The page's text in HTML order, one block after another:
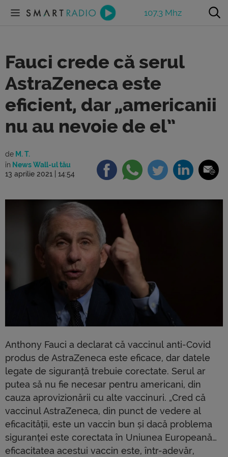
107.3 Mhz
Fauci crede că serul
AstraZeneca este
eficient, dar „americanii
nu au nevoie de el”
de M. T.
în News Wall-ul tău
13 aprilie 2021 | 14:54
Anthony Fauci a declarat că vaccinul anti-Covid
produs de AstraZeneca este eficace, dar datele
legate de siguranță trebuie corectate. Serul ar
putea să nu fie necesar pentru americani, din
cauza aprovizionării cu alte vaccinuri. „Cred că
vaccinul AstraZeneca, din punct de vedere al
eficacității, este un vaccin bun și dacă problema
siguranței este corectata în Uniunea Europeană…
eficacitatea acestui vaccin este, într-adevăr,